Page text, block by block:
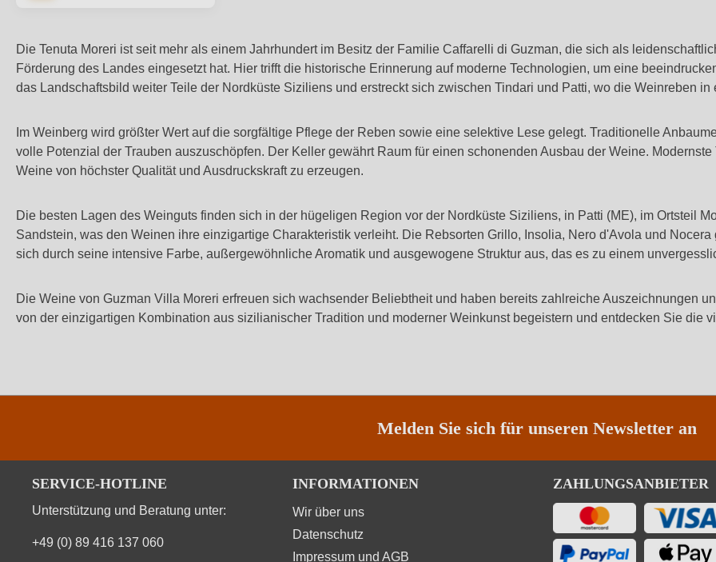
Die Tenuta Moreri ist seit mehr als einem Jahrhundert im Besitz der Familie Caffarelli di Guzman, die sich als
Förderung des Landes eingesetzt hat. Hier trifft die historische Erinnerung auf moderne Technologien, um eine
das Landschaftsbild weiter Teile der Nordküste Siziliens und erstreckt sich zwischen Tindari und Patti, wo die Weinreben
Im Weinberg wird größter Wert auf die sorgfältige Pflege der Reben sowie eine selektive Lese gelegt. Traditionelle
volle Potenzial der Trauben auszuschöpfen. Der Keller gewährt Raum für einen schonenden Ausbau der Weine.
Weine von höchster Qualität und Ausdruckskraft zu erzeugen.
Die besten Lagen des Weinguts finden sich in der hügeligen Region vor der Nordküste Siziliens, in Patti (ME), im Ortsteil
Sandstein, was den Weinen ihre einzigartige Charakteristik verleiht. Die Rebsorten Grillo, Insolia, Nero d'Avola und
sich durch seine intensive Farbe, außergewöhnliche Aromatik und ausgewogene Struktur aus, das es zu einem
Die Weine von Guzman Villa Moreri erfreuen sich wachsender Beliebtheit und haben bereits zahlreiche Auszeichnungen
von der einzigartigen Kombination aus sizilianischer Tradition und moderner Weinkunst begeistern und entdecken Sie die
Melden Sie sich für unseren Newsletter an
SERVICE-HOTLINE
Unterstützung und Beratung unter:
+49 (0) 89 416 137 060
INFORMATIONEN
Wir über uns
Datenschutz
Impressum und AGB
ZAHLUNGSANBIETER